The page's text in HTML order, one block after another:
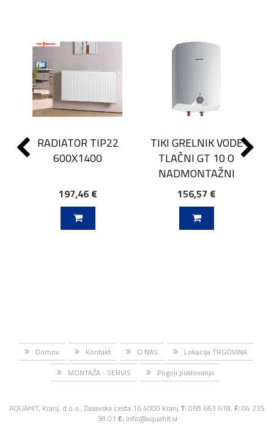
RADIATOR TIP22
600X1400
197,46 €
TIKI GRELNIK VODE
TLAČNI GT 10 O
NADMONTAŽNI
156,57 €
Domov Kontakt O NAS
Lokacija TRGOVINA
MONTAŽA - SERVIS
Pogoji poslovanja
AQUAHIT, Kranj, d.o.o., Zasavska cesta 16 4000 Kranj T:068 663 618, F:04 235
38 01 E: Info@aquahit.si